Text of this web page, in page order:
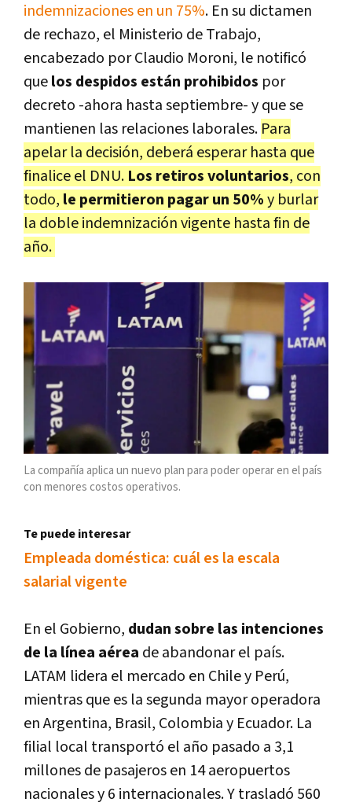
indemnizaciones en un 75%. En su dictamen
de rechazo, el Ministerio de Trabajo,
encabezado por Claudio Moroni, le notificó
quelos despidos están prohibidos por
decreto -ahora hasta septiembre- y que se
mantienen las relaciones laborales. Para
apelar la decisión, deberá esperar hasta que
finalice el DNU. Los retiros voluntarios, con
todo, le permitieron pagar un 50%y burlar
la doble indemnización vigente hasta fin de
año.
La compañía aplica un nuevo plan para poder operar en el país
con menores costos operativos.
Te puede interesar
Empleada doméstica: cuál es la escala
salarial vigente
En el Gobierno, dudan sobre las intenciones
de la línea aérea de abandonar el país.
LATAM lidera el mercado en Chile y Perú,
mientras que es la segunda mayor operadora
en Argentina, Brasil, Colombia y Ecuador. La
filial local transportó el año pasado a 3,1
millones de pasajeros en 14 aeropuertos
nacionales y 6 internacionales. Y trasladó 560